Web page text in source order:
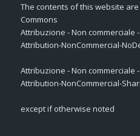
The contents of this website
Commons
Attribuzione - Non commerciale
Attribution-NonCommercial-
Attribuzione - Non commerciale
Attribution-NonCommercial-
except if otherwise noted